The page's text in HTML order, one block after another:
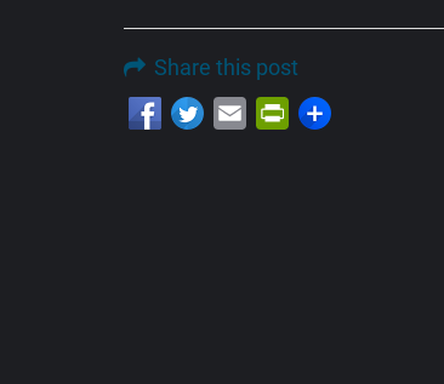
Share this post
Email PrintFriendly